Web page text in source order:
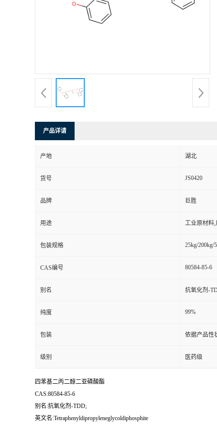
产品详请
产地 湖北
货号 JS0420
品牌 巨胜
用途 工业原材料
包装规格 25kg/200kg/
CAS编号 80584-85-6
别名 抗氧化剂-
纯度 99%
包装 依据产品性
级别 医药级
四苯基二丙二醇二亚磷酸酯
CAS:80584-85-6
别名:抗氧化剂-TDD;
英文名:Tetraphenyldipropyleneglycoldiphosphite